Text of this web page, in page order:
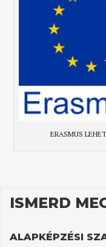
ERASMUS
ISMERD
ALAPKÉPZÉSI